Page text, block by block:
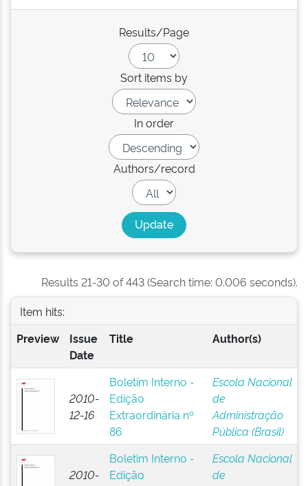
Results/Page
Sort items by
In order
Authors/record
Results 21-30 of 443 (Search time: 0.006 seconds).
Item hits:
Preview
Issue
Date
Title Author(s)
2010-
12-16
Boletim Interno -
Edição
Extraordinária nº
86
Escola Nacional
de
Administração
Pública (Brasil)
2010-
Boletim Interno -
Edição
Escola Nacional
de